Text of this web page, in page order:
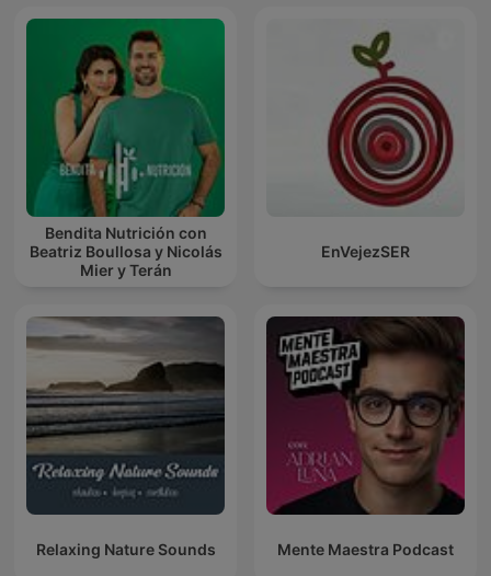
Bendita Nutrición con
Beatriz Boullosa y Nicolás
Mier y Terán
EnVejezSER
Relaxing Nature Sounds Mente Maestra Podcast